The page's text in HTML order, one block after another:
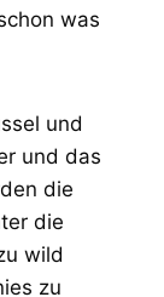
was
und
und das
die
die
wild
zu